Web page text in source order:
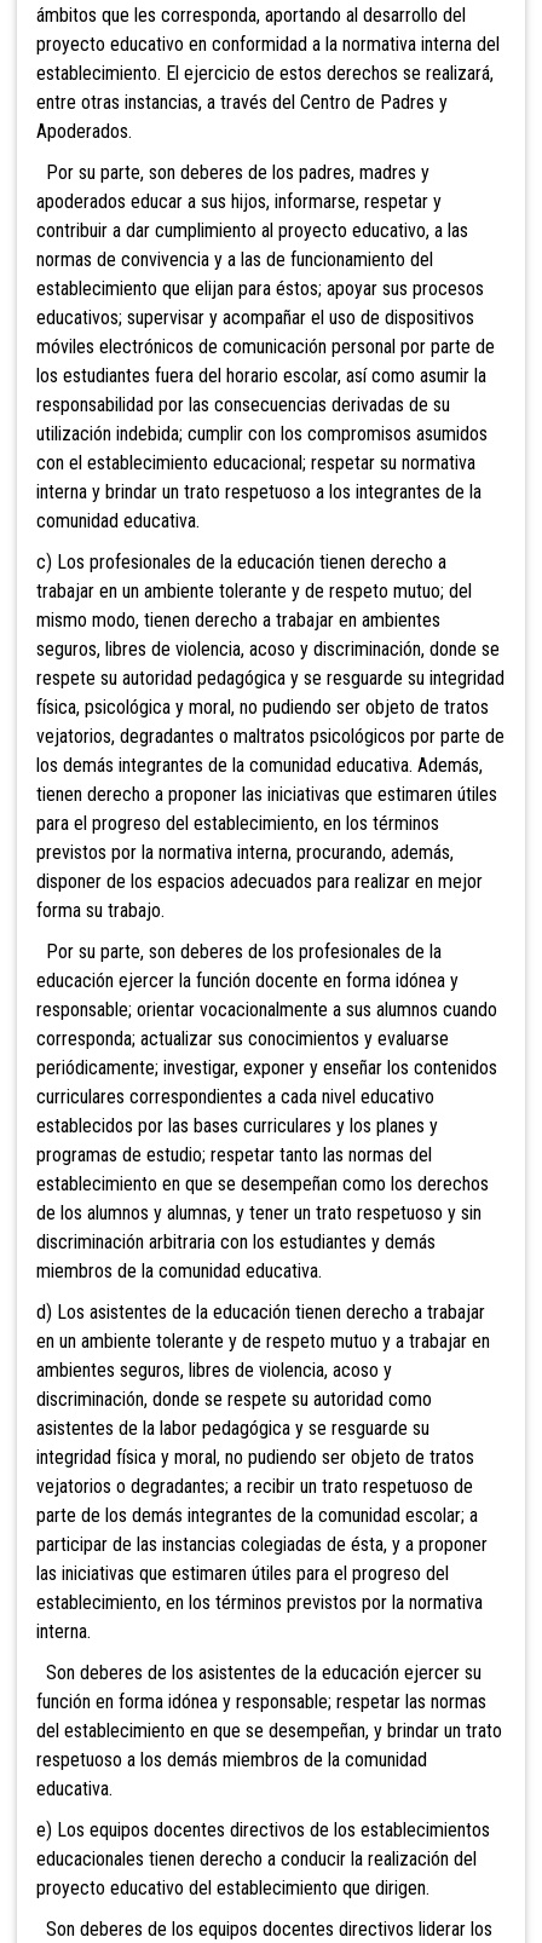
ámbitos que les corresponda, aportando al desarrollo del
proyecto educativo en conformidad a la normativa interna del
establecimiento. El ejercicio de estos derechos se realizará,
entre otras instancias, a través del Centro de Padres y
Apoderados.
Por su parte, son deberes de los padres, madres y
apoderados educar a sus hijos, informarse, respetar y
contribuir a dar cumplimiento al proyecto educativo, a las
normas de convivencia y a las de funcionamiento del
establecimiento que elijan para éstos; apoyar sus procesos
educativos; supervisar y acompañar el uso de dispositivos
móviles electrónicos de comunicación personal por parte de
los estudiantes fuera del horario escolar, así como asumir la
responsabilidad por las consecuencias derivadas de su
utilización indebida; cumplir con los compromisos asumidos
con el establecimiento educacional; respetar su normativa
interna y brindar un trato respetuoso a los integrantes de la
comunidad educativa.
c) Los profesionales de la educación tienen derecho a
trabajar en un ambiente tolerante y de respeto mutuo; del
mismo modo, tienen derecho a trabajar en ambientes
seguros, libres de violencia, acoso y discriminación, donde se
respete su autoridad pedagógica y se resguarde su integridad
física, psicológica y moral, no pudiendo ser objeto de tratos
vejatorios, degradantes o maltratos psicológicos por parte de
los demás integrantes de la comunidad educativa. Además,
tienen derecho a proponer las iniciativas que estimaren útiles
para el progreso del establecimiento, en los términos
previstos por la normativa interna, procurando, además,
disponer de los espacios adecuados para realizar en mejor
forma su trabajo.
Por su parte, son deberes de los profesionales de la
educación ejercer la función docente en forma idónea y
responsable; orientar vocacionalmente a sus alumnos cuando
corresponda; actualizar sus conocimientos y evaluarse
periódicamente; investigar, exponer y enseñar los contenidos
curriculares correspondientes a cada nivel educativo
establecidos por las bases curriculares y los planes y
programas de estudio; respetar tanto las normas del
establecimiento en que se desempeñan como los derechos
de los alumnos y alumnas, y tener un trato respetuoso y sin
discriminación arbitraria con los estudiantes y demás
miembros de la comunidad educativa.
d) Los asistentes de la educación tienen derecho a trabajar
en un ambiente tolerante y de respeto mutuo y a trabajar en
ambientes seguros, libres de violencia, acoso y
discriminación, donde se respete su autoridad como
asistentes de la labor pedagógica y se resguarde su
integridad física y moral, no pudiendo ser objeto de tratos
vejatorios o degradantes; a recibir un trato respetuoso de
parte de los demás integrantes de la comunidad escolar; a
participar de las instancias colegiadas de ésta, y a proponer
las iniciativas que estimaren útiles para el progreso del
establecimiento, en los términos previstos por la normativa
interna.
Son deberes de los asistentes de la educación ejercer su
función en forma idónea y responsable; respetar las normas
del establecimiento en que se desempeñan, y brindar un trato
respetuoso a los demás miembros de la comunidad
educativa.
e) Los equipos docentes directivos de los establecimientos
educacionales tienen derecho a conducir la realización del
proyecto educativo del establecimiento que dirigen.
Son deberes de los equipos docentes directivos liderar los